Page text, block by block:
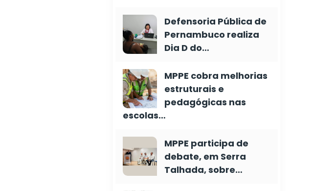
Defensoria Pública de
Pernambuco realiza
Dia D do…
MPPE cobra melhorias
estruturais e
pedagógicas nas
escolas…
MPPE participa de
debate, em Serra
Talhada, sobre…